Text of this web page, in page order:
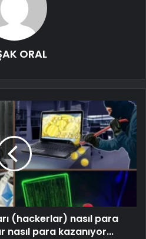
ORAL
(hackerlar) nasıl para
nasıl para kazanıyor...